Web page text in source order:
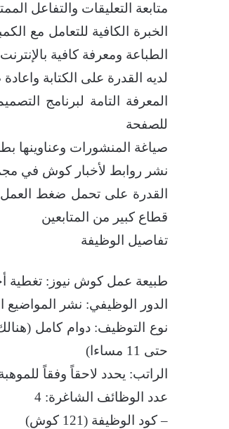
متابعة التعليقات والتفاعل
الخبرة الكافية للتعامل مع
الطباعة ومعرفة كافية
لديه القدرة على الكتابة
المعرفة التامة لبرنامج
للصفحة
صياغة المنشورات وعناوينها
نشر روابط لأخبار كوش في
القدرة على تحمل ضغط
قطاع كبير من المتابعين
تفاصيل الوظيفة
طبيعة عمل كوش نيوز: تغطية
الدور الوظيفي: نشر المواضيع
حتى 11 مساءا)
الراتب: يحدد لاحقاً وفقاً
عدد الوظائف الشاغرة: 4
– كود الوظيفة (121 كوش)